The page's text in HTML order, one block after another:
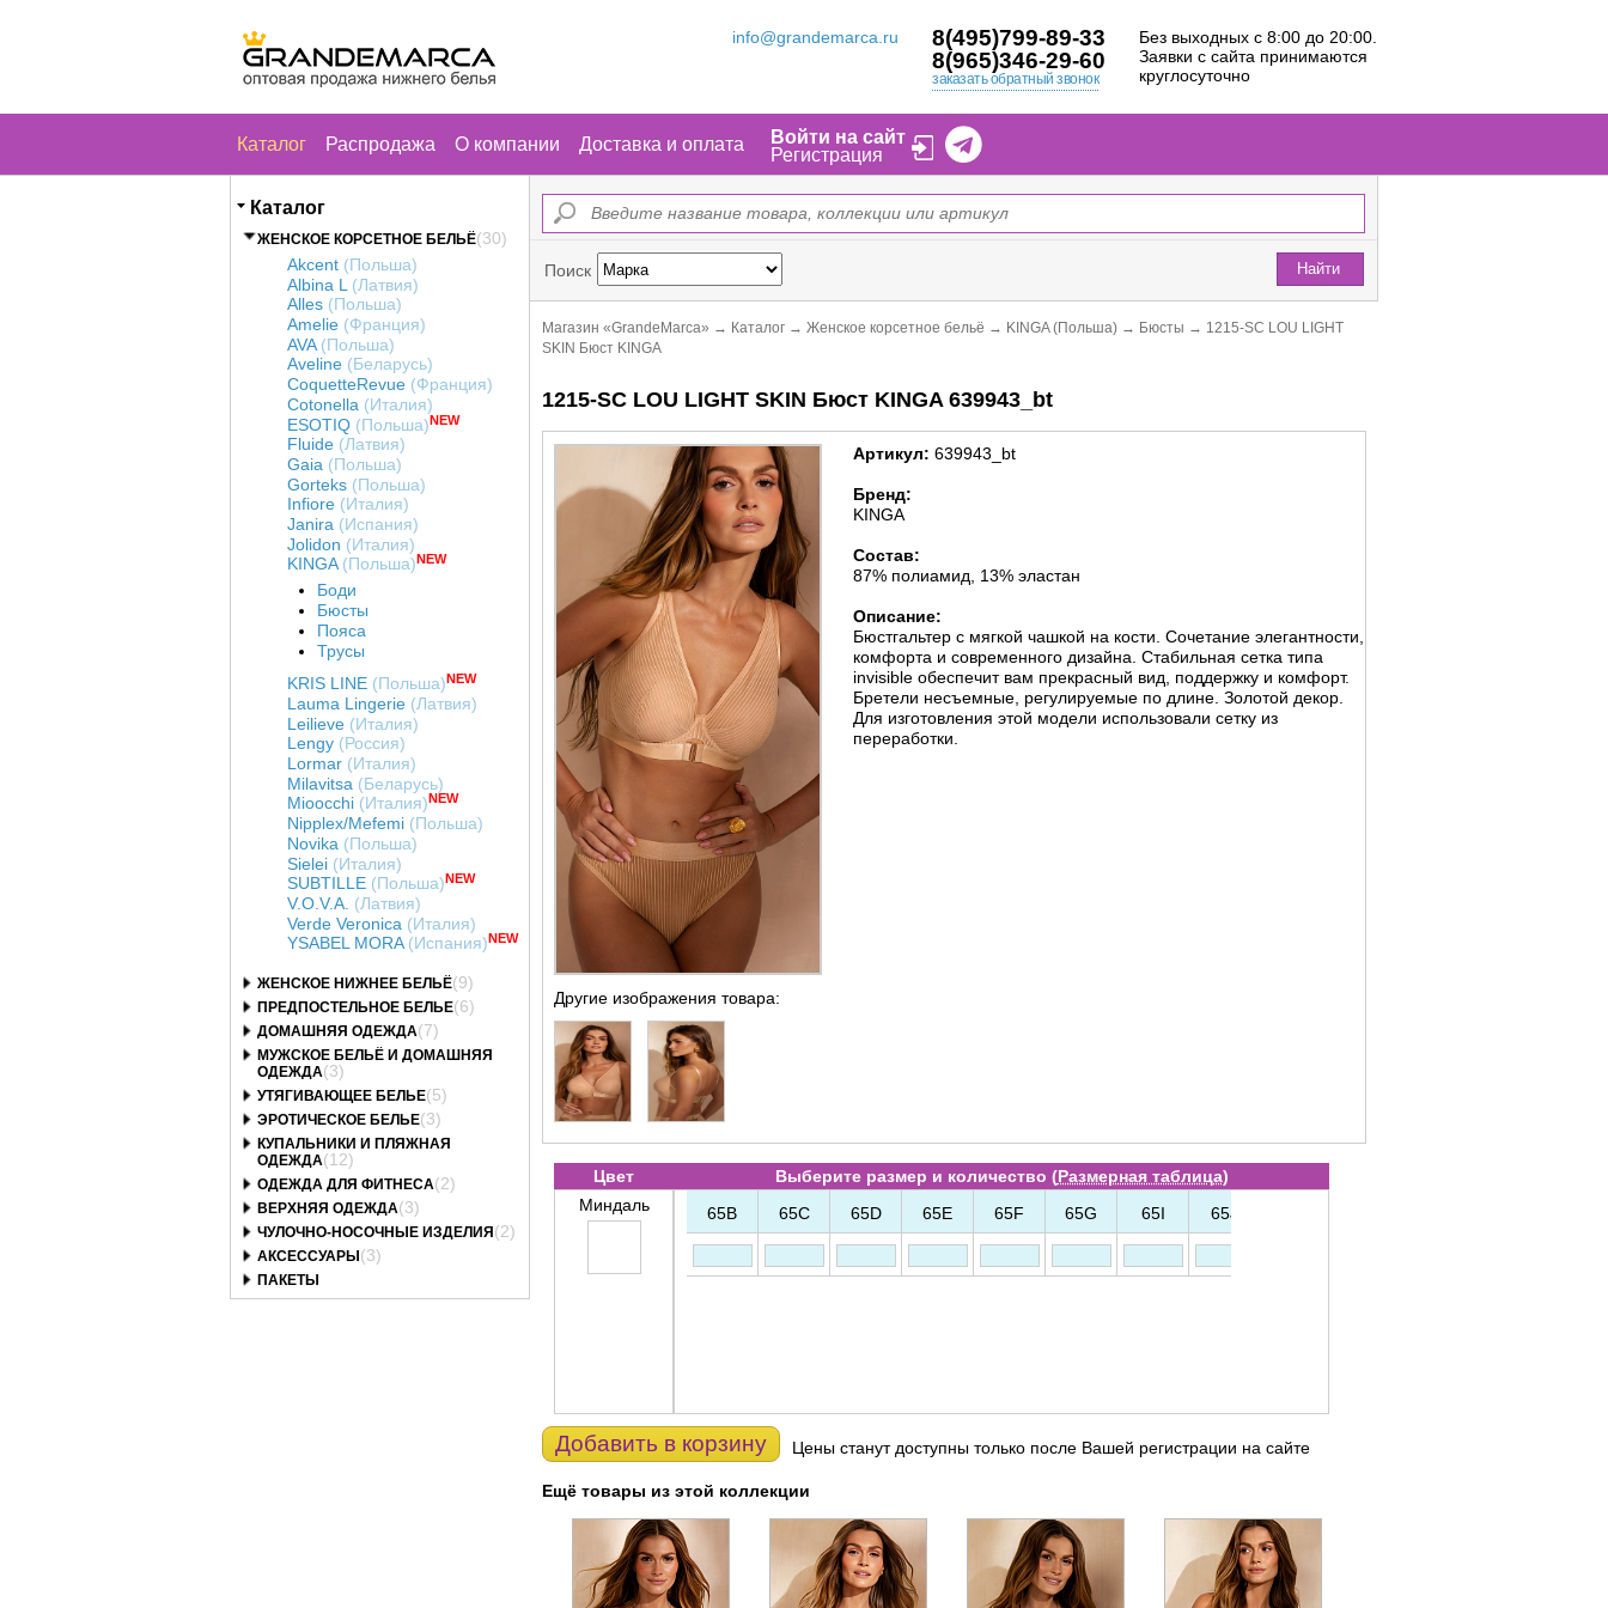
info@grandemarca.ru
8(495)799-89-33
8(965)346-29-60
заказать обратный звонок
Без выходных с 8:00 до 20:00.
Заявки с сайта принимаются
круглосуточно
Каталог Распродажа О компании Доставка и оплата
Войти на сайт
Регистрация
Каталог
ЖЕНСКОЕ КОРСЕТНОЕ БЕЛЬЁ(30)
Akcent (Польша)
Albina L (Латвия)
Alles (Польша)
Amelie (Франция)
AVA (Польша)
Aveline (Беларусь)
CoquetteRevue (Франция)
Cotonella (Италия)
ESOTIQ (Польша)NEW
Fluide (Латвия)
Gaia (Польша)
Gorteks (Польша)
Infiore (Италия)
Janira (Испания)
Jolidon (Италия)
KINGA(Польша) NEW
Боди
Бюсты
Пояса
Трусы
KRIS LINE (Польша) NEW
Lauma Lingerie (Латвия)
Leilieve (Италия)
Lengy (Россия)
Lormar (Италия)
Milavitsa (Беларусь)
Mioocchi (Италия) NEW
Nipplex/Mefemi (Польша)
Novika (Польша)
Sielei (Италия)
SUBTILLE (Польша)NEW
V.O.V.A. (Латвия)
Verde Veronica (Италия)
YSABEL MORA(Испания) NEW
ЖЕНСКОЕ НИЖНЕЕ БЕЛЬЁ(9)
ПРЕДПОСТЕЛЬНОЕ БЕЛЬЕ(6)
ДОМАШНЯЯ ОДЕЖДА(7)
МУЖСКОЕ БЕЛЬЁ И ДОМАШНЯЯ
ОДЕЖДА(3)
УТЯГИВАЮЩЕЕ БЕЛЬЕ(5)
ЭРОТИЧЕСКОЕ БЕЛЬЕ(3)
КУПАЛЬНИКИ И ПЛЯЖНАЯ
ОДЕЖДА(12)
ОДЕЖДА ДЛЯ ФИТНЕСА(2)
ВЕРХНЯЯ ОДЕЖДА(3)
ЧУЛОЧНО-НОСОЧНЫЕ ИЗДЕЛИЯ (2)
АКСЕССУАРЫ (3)
ПАКЕТЫ
Поиск Найти
Магазин «GrandeMarca» → Каталог → Женское корсетное бельё → KINGA (Польша) → Бюсты → 1215-SC LOU LIGHT
SKIN Бюст KINGA
1215-SC LOU LIGHT SKIN Бюст KINGA 639943_bt
Другие изображения товара:
Артикул: 639943_bt
Бренд:
KINGA
Состав:
87% полиамид, 13% эластан
Описание:
Бюстгальтер с мягкой чашкой на кости. Сочетание элегантности,
комфорта и современного дизайна. Стабильная сетка типа
invisible обеспечит вам прекрасный вид, поддержку и комфорт.
Бретели несъемные, регулируемые по длине. Золотой декор.
Для изготовления этой модели использовали сетку из
переработки.
Цвет Выберите размер и количество (Размерная таблица)
Миндаль
65B 65C 65D 65E 65F 65G 65I 65J
Добавить в корзину Цены станут доступны только после Вашей регистрации на сайте
Ещё товары из этой коллекции